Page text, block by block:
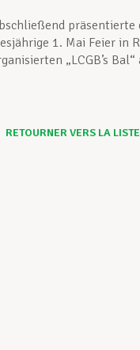
präsentierte
1. Mai Feier in
„LCGB’s
RETOURNER VERS LA LISTE